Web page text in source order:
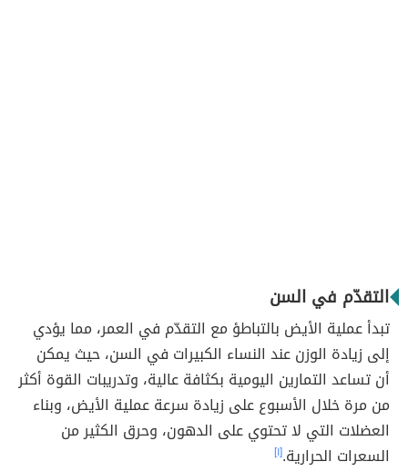
التقدّم في السن
تبدأ عملية الأيض بالتباطؤ مع التقدّم في العمر، مما يؤدي
إلى زيادة الوزن عند النساء الكبيرات في السن، حيث يمكن
أن تساعد التمارين اليومية بكثافة عالية، وتدريبات القوة أكثر
من مرة خلال الأسبوع على زيادة سرعة عملية الأيض، وبناء
العضلات التي لا تحتوي على الدهون، وحرق الكثير من
السعرات الحرارية.[١]